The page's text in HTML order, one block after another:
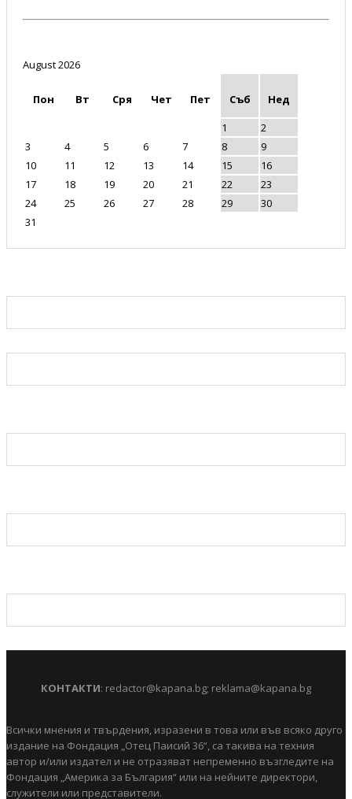
August 2026
Пон Вт Сря Чет Пет Съб
Нед
1
2
3
4 5 6 7 8
9
10
11 12 13 14 15
16
17
18 19 20 21 22
23
24
25 26 27 28 29
30
31
КОНТАКТИ: redactor@kapana.bg; reklama@kapana.bg
Всички мнения и твърдения, изразени в това или във всяко друго
издание на Фондация „Отец Паисий 36“, са такива на техния
автор и/или издател и не отразяват непременно възгледите на
Фондация „Америка за България“ или на нейните директори,
служители или представители.